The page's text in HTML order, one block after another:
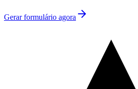
Gerar formulário agora